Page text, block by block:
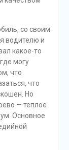
со своим
водителю и
какое-то
могу
что
что
Но
— теплое
Основное